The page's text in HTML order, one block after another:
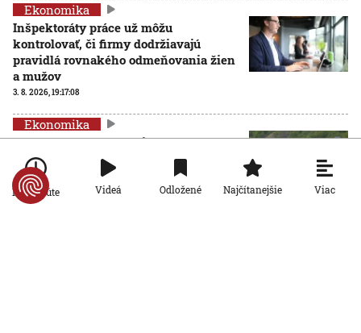
Ekonomika
Inšpektoráty práce už môžu
kontrolovať, či firmy dodržiavajú
pravidlá rovnakého odmeňovania žien
a mužov
3. 8. 2026, 19:17:08
Ekonomika
Problémový horský priechod Soroška
sa zatiaľ nezmení: Tunel je v
nedohľadne a rozšírenie cesty viazne
na financiách
3. 8. 2026, 10:27:23
Po minúte Videá Odložené Najčítanejšie Viac